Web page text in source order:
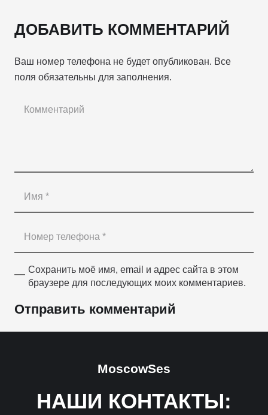
ДОБАВИТЬ КОММЕНТАРИЙ
Ваш номер телефона не будет опубликован. Все
поля обязательны для заполнения.
Сохранить моё имя, email и адрес сайта в этом
браузере для последующих моих комментариев.
Отправить комментарий
НАШИ КОНТАКТЫ:
MoscowSes